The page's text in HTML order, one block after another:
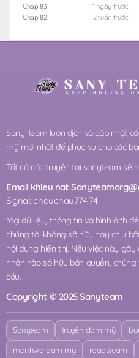
Chap 83
1 ngày trước
Chap 82
2 tuần trước
Sany Team luôn dịch và cập nhật
mỹ mới nhất để phục vụ cho các
Tất cả các truyện tại sanyteam sẽ
Email khieu nai:
Signal: chauchau774.74
Mọi dữ liệu, thông tin và hình ảnh
chúng tôi không sỡ hữu hay chịu
nội dung hiển thị. Nếu việc này
nhân nào sở hữu bản quyền,
cầu.
Copyright © 2025 Sanyteam
Sanyteam truyện đam mỹ
manhwa dam my roadsteam